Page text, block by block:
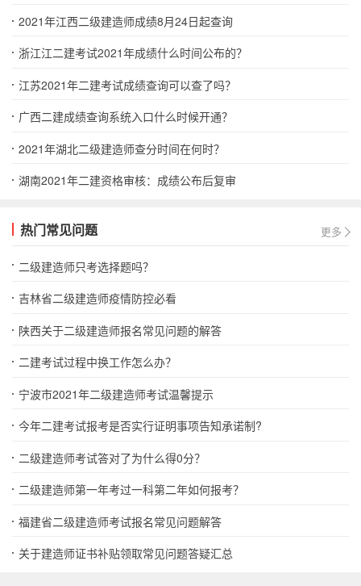
2021年江西二级建造师成绩8月24日起查询
浙江江二建考试2021年成绩什么时间公布的？
江苏2021年二建考试成绩查询可以查了吗？
广西二建成绩查询系统入口什么时候开通？
2021年湖北二级建造师查分时间在何时？
湖南2021年二建资格审核：成绩公布后复审
热门常见问题 更多
二级建造师只考选择题吗？
吉林省二级建造师疫情防控必看
陕西关于二级建造师报名常见问题的解答
二建考试过程中换工作怎么办？
宁波市2021年二级建造师考试温馨提示
今年二建考试报考是否实行证明事项告知承诺制?
二级建造师考试答对了为什么得0分？
二级建造师第一年考过一科第二年如何报考？
福建省二级建造师考试报名常见问题解答
关于建造师证书补贴领取常见问题答疑汇总